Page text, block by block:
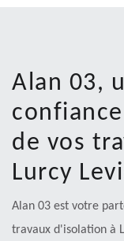
Alan 03,
de vos
Lurcy
Alan 03 est votre
travaux d'isolation à